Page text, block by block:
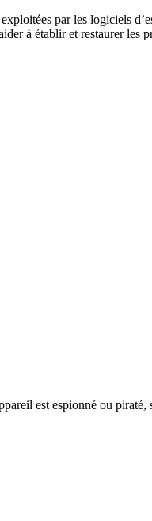
par les logiciels
à établir et restaurer les
est espionné ou piraté,